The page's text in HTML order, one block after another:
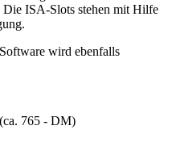
ISA-Slots stehen mit Hilfe
wird ebenfalls
765 - DM)